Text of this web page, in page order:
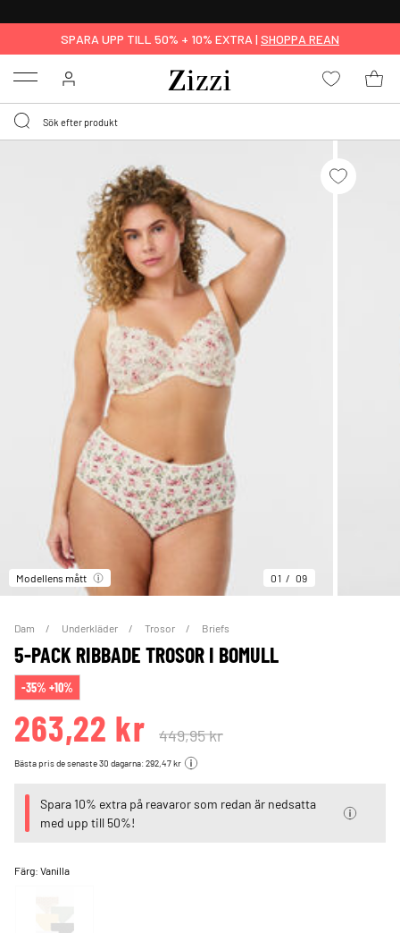
SPARA UPP TILL 50% + 10% EXTRA | SHOPPA REAN
Menu
Modellens mått 01 09
Dam Underkläder Trosor Briefs
5-PACK RIBBADE TROSOR I BOMULL
-35% +10%
263,22 kr 449,95 kr
Bästa pris de senaste 30 dagarna: 292,47 kr
Spara 10% extra på reavaror som redan är nedsatta
med upp till 50%!
Färg:Vanilla